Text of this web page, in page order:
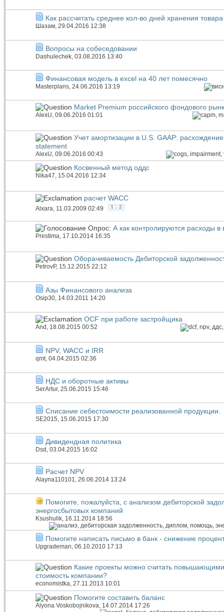
Как рассчитать среднее кол-во дней хранения
Шазам, 29.04.2016 12:38
Вопросы на собеседовании
Dashulechek , 03.08.2016 13:40
Финансовая модель в excel на 40 лет помесячно
Masterplans, 24.06.2016 13:19
Market Premium российского фондового
AlexU, 09.06.2016 01:01
Учет амортизации в U.S. GAAP:
statement
AlexU, 09.06.2016 00:43
Косвенный метод оддс
Nika47, 15.04.2016 12:34
расчет WACC
Alxara, 11.03.2009 02:49 1 2
Опрос: А как контролируются расходы
Prestima, 17.10.2014 16:35
Оборачиваемость Дебиторской
PetrovP, 15.12.2015 22:12
Азы Финансового анализа
Osip30, 14.03.2011 14:20
OCF при работе застройщика
And , 18.08.2015 00:52
NPV, WACC и IRR
qmt, 04.04.2015 02:36
НДС и оборотные активы
SerArtur, 25.06.2015 15:46
Списание себестоимости реализованной продукции.
SE2015, 15.06.2015 17:30
Дивидендная политика
Dsd , 03.04.2015 16:02
Расчет NPV
Alayna110101, 26.06.2014 13:24
Помогите, пожалуйста, с анализом дебиторской
энергосбытовых компаний
Ksushulik , 16.11.2014 18:56
Помогите написать письмо в банк - снижение
Upgrademan , 06.10.2010 17:13
Какие проекты можно считать повышающими
стоимость компании?
economistka, 27.11.2013 10:01
Помогите составить баланс
Alyona Voskobojnikova , 14.07.2014 17:26